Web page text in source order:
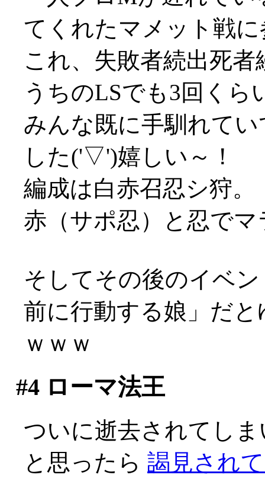
てくれたマメット戦に
これ、失敗者続出死
うちのLSでも3回くら
みんな既に手馴れて
した('▽')嬉しい～！
編成は白赤召忍シ狩。
赤（サポ忍）と忍で
そしてその後のイベ
前に行動する娘」だ
ｗｗｗ
#4ローマ法王
ついに逝去されてし
と思ったら 謁見され